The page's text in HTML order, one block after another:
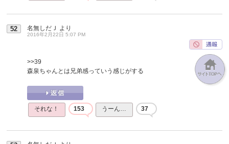
52 名無しだＪ より
2016年2月22日 5:07 PM
>>39
森泉ちゃんとは兄弟感っていう感じがする
それな！ 153 うーん… 37